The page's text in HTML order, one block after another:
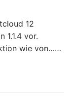
12
1.1.4 vor.
wie von……